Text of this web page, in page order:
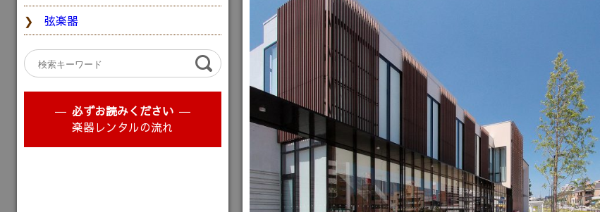
弦楽器
必ずお読みください
楽器レンタルの流れ